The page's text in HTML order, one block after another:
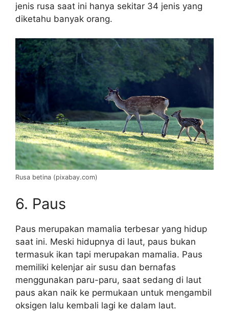
jenis rusa saat ini hanya sekitar 34 jenis yang
diketahu banyak orang.
Rusa betina (pixabay.com)
6. Paus
Paus merupakan mamalia terbesar yang hidup
saat ini. Meski hidupnya di laut, paus bukan
termasuk ikan tapi merupakan mamalia. Paus
memiliki kelenjar air susu dan bernafas
menggunakan paru-paru, saat sedang di laut
paus akan naik ke permukaan untuk mengambil
oksigen lalu kembali lagi ke dalam laut.